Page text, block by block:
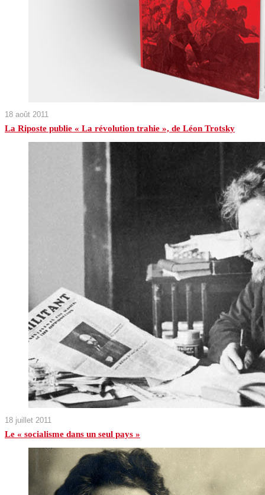
18 août 2011
La Riposte publie « La révolution trahie », de Léon Trotsky
18 juillet 2011
Le « socialisme dans un seul pays »